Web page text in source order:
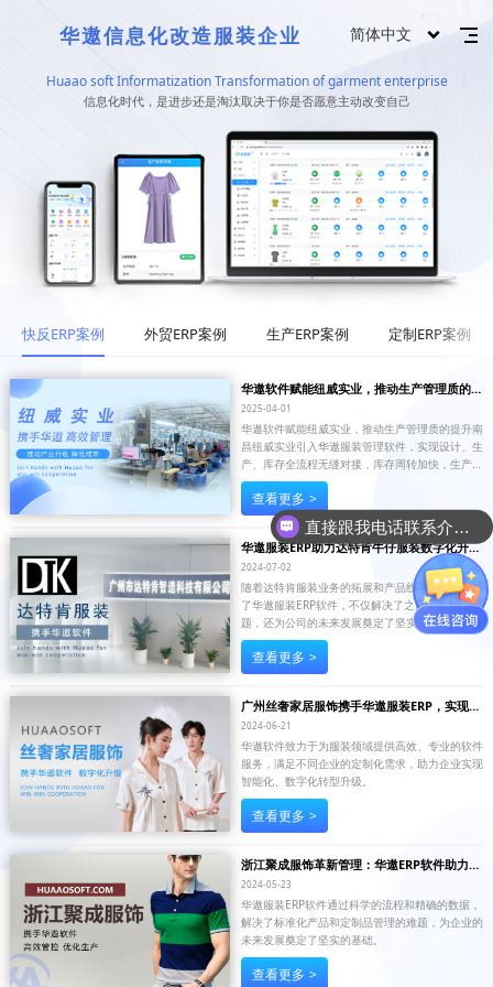
华遨信息化改造服装企业 简体中文
Huaao soft Informatization Transformation of garment enterprise
信息化时代，是进步还是淘汰取决于你是否愿意主动改变自己
快反ERP案例 外贸ERP案例 生产ERP案例 定制ERP案例
华遨软件赋能纽威实业，推动生产管理质的提
升
2025-04-01
华遨软件赋能纽威实业，推动生产管理质的提升南
昌纽威实业引入华遨服装管理软件，实现设计、生
产、库存全流程无缝对接，库存周转加快，生产效
率提升，抢占市场先机。
查看更多 >
华遨服装ERP助力达特肯牛仔服装数字化升
级，实现高效管理！
2024-07-02
随着达特肯服装业务的拓展和产品线的丰富，引入
了华遨服装ERP软件，不仅解决了之前存在的问
题，还为公司的未来发展奠定了坚实的基础。
查看更多 >
广州丝奢家居服饰携手华遨服装ERP，实现数
字化升级
2024-06-21
华遨软件致力于为服装领域提供高效、专业的软件
服务，满足不同企业的定制化需求，助力企业实现
智能化、数字化转型升级。
查看更多 >
浙江聚成服饰革新管理：华遨ERP软件助力企
业实现高效库存管控与生产优化
2024-05-23
华遨服装ERP软件通过科学的流程和精确的数据，
解决了标准化产品和定制品管理的难题，为企业的
未来发展奠定了坚实的基础。
查看更多 >